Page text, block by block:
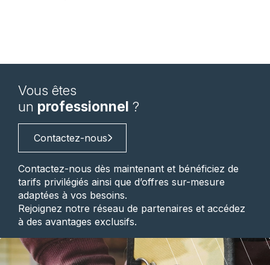
Vous êtes
un professionnel ?
Contactez-nous
Contactez-nous dès maintenant et bénéficiez de
tarifs privilégiés ainsi que d’offres sur-mesure
adaptées à vos besoins.
Rejoignez notre réseau de partenaires et accédez
à des avantages exclusifs.